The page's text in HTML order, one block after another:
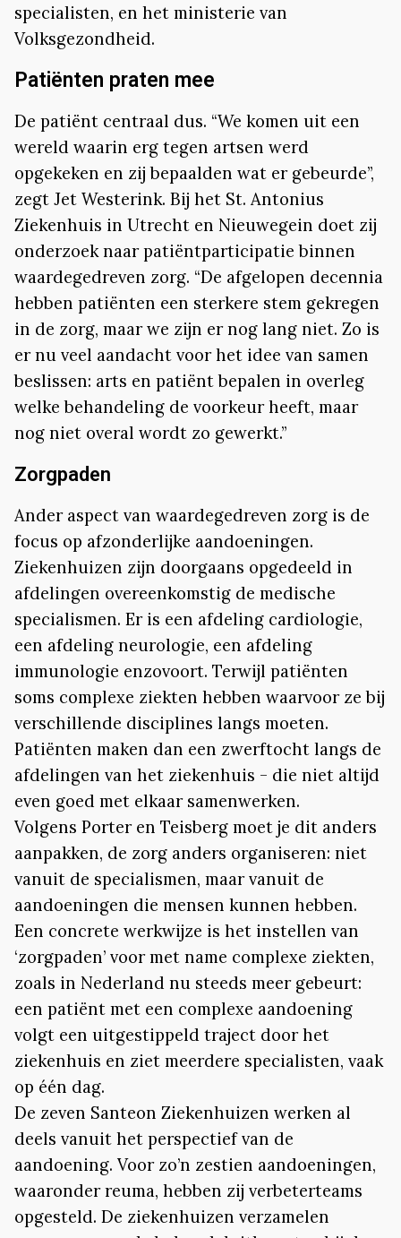
specialisten, en het ministerie van
Volksgezondheid.
Patiënten praten mee
De patiënt centraal dus. “We komen uit een
wereld waarin erg tegen artsen werd
opgekeken en zij bepaalden wat er gebeurde”,
zegt Jet Westerink. Bij het St. Antonius
Ziekenhuis in Utrecht en Nieuwegein doet zij
onderzoek naar patiëntparticipatie binnen
waardegedreven zorg. “De afgelopen decennia
hebben patiënten een sterkere stem gekregen
in de zorg, maar we zijn er nog lang niet. Zo is
er nu veel aandacht voor het idee van samen
beslissen: arts en patiënt bepalen in overleg
welke behandeling de voorkeur heeft, maar
nog niet overal wordt zo gewerkt.”
Zorgpaden
Ander aspect van waardegedreven zorg is de
focus op afzonderlijke aandoeningen.
Ziekenhuizen zijn doorgaans opgedeeld in
afdelingen overeenkomstig de medische
specialismen. Er is een afdeling cardiologie,
een afdeling neurologie, een afdeling
immunologie enzovoort. Terwijl patiënten
soms complexe ziekten hebben waarvoor ze bij
verschillende disciplines langs moeten.
Patiënten maken dan een zwerftocht langs de
afdelingen van het ziekenhuis - die niet altijd
even goed met elkaar samenwerken.
Volgens Porter en Teisberg moet je dit anders
aanpakken, de zorg anders organiseren: niet
vanuit de specialismen, maar vanuit de
aandoeningen die mensen kunnen hebben.
Een concrete werkwijze is het instellen van
‘zorgpaden’ voor met name complexe ziekten,
zoals in Nederland nu steeds meer gebeurt:
een patiënt met een complexe aandoening
volgt een uitgestippeld traject door het
ziekenhuis en ziet meerdere specialisten, vaak
op één dag.
De zeven Santeon Ziekenhuizen werken al
deels vanuit het perspectief van de
aandoening. Voor zo’n zestien aandoeningen,
waaronder reuma, hebben zij verbeterteams
opgesteld. De ziekenhuizen verzamelen